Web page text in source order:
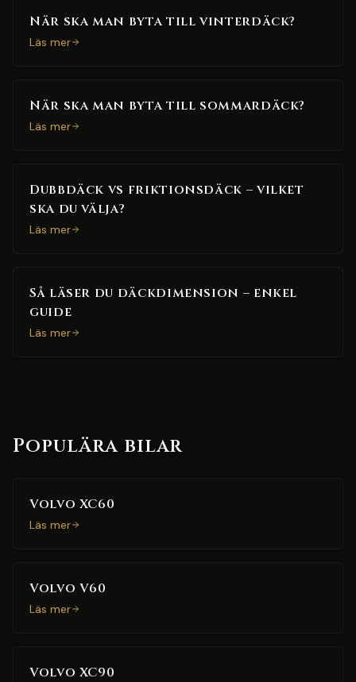
När ska man byta till vinterdäck?
Läs mer
När ska man byta till sommardäck?
Läs mer
Dubbdäck vs friktionsdäck – vilket
ska du välja?
Läs mer
Så läser du däckdimension – enkel
guide
Läs mer
Populära bilar
Volvo XC60
Läs mer
Volvo V60
Läs mer
Volvo XC90